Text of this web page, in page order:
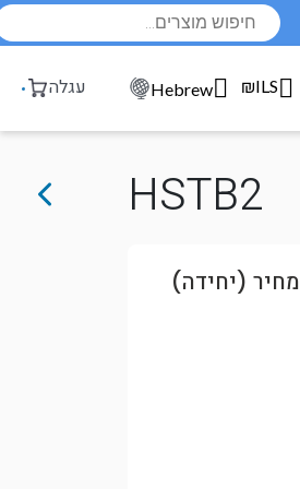
עגלה Hebrew ₪ILS
HSTB2
מחיר (יחידה)